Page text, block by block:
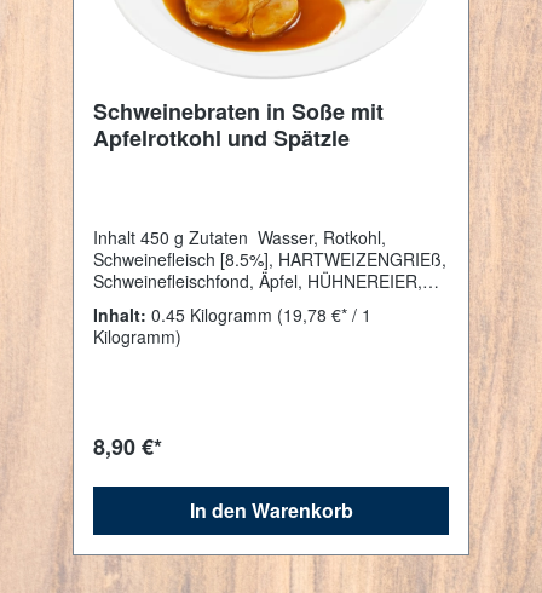
Schweinebraten in Soße mit
Apfelrotkohl und Spätzle
Inhalt 450 g Zutaten Wasser, Rotkohl,
Schweinefleisch [8.5%], HARTWEIZENGRIEß,
Schweinefleischfond, Äpfel, HÜHNEREIER,
Zucker, modifizierte Maisstärke, Rapsöl,
Zwiebeln, jodiertes Speisesalz (Speisesalz,
Kaliumjodat), Möhren, Branntweinessig,
Wacholderbeeren, Lorbeer, Kümmel, Pfeffer),
Säureregulator (Natriumcitrat), Kräuter
100gBrennwert (kJ)314Brennwert
(kcal)75Fett1,7 gdavon gesättigte
Fettsäuren0,5 gKohlenhydrate10
gdavon Zucker3,2 gBallaststoffe1,1
Inhalt: 0.45 Kilogramm (19,78 €* / 1
Kilogramm)
8,90 €*
In den Warenkorb